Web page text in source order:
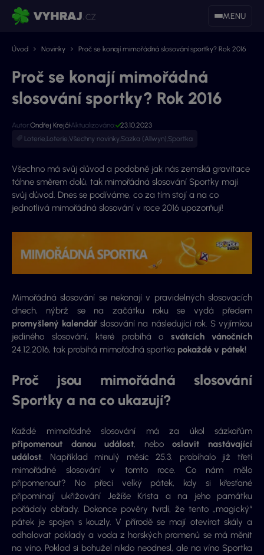
MENU
Úvod Novinky Proč se konají mimořádná slosování sportky? Rok 2016
Proč se konají mimořádná
slosování sportky? Rok 2016
Autor:Ondřej Krejčí Aktualizováno:
23.10.2023
Loterie,Loterie,Všechny novinky,Sazka (Allwyn),Sportka
Všechno má svůj důvod a podobně jak nás zemská gravitace
táhne směrem dolů, tak mimořádná slosování Sportky mají
svůj důvod. Dnes se podíváme, co za tím stojí a na co
jednotlivá mimořádná slosování v roce 2016 upozorňují!
Mimořádná slosování se nekonají v pravidelných slosovacích
dnech, nýbrž se na začátku roku se vydá předem
promyšlený kalendář slosování na následující rok. S vyjímkou
jediného slosování, které probíhá o svátcích vánočních
24.12.2016, tak probíhá mimořádná sportka pokaždé v pátek!
Proč jsou mimořádná slosování
Sportky a na co ukazují?
Každé mimořádné slosování má za úkol sázkařům
připomenout danou událost, nebooslavit nastávající
událost. Například minulý měsíc 25.3. probíhalo již třetí
mimořádné slosování v tomto roce. Co nám mělo
připomenout? No přeci velký pátek, kdy si křesťané
připomínají ukřižování Ježíše Krista a na jeho památku
pořádaly obřady. Dokonce pověry tvrdí, že tento „magický“
pátek je spojen s kouzly. V přírodě se mají otevírat skály a
odhalovat poklady a voda z horských pramenů se má měnit
na víno. Poklad si bohužel nikdo neodnesl, ale na víno Sportka